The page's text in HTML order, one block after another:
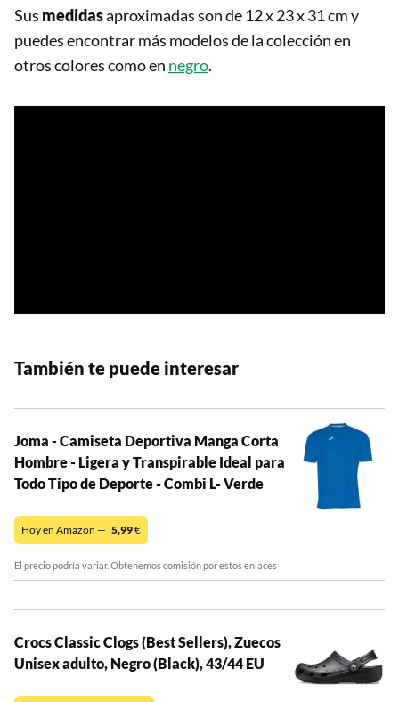
Sus medidasaproximadas son de 12 x 23 x 31 cm y
puedes encontrar más modelos de la colección en
otros colores como en negro.
También te puede interesar
Joma - Camiseta Deportiva Manga Corta
Hombre - Ligera y Transpirable Ideal para
Todo Tipo de Deporte - Combi L- Verde
Hoy en Amazon — 5,99€
El precio podría variar. Obtenemos comisión por estos enlaces
Crocs Classic Clogs (Best Sellers), Zuecos
Unisex adulto, Negro (Black), 43/44 EU